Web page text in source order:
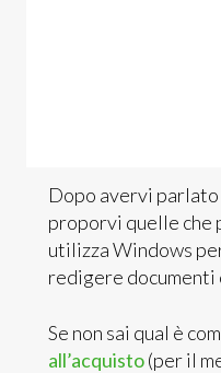
Dopo avervi parlato
proporvi quelle che
utilizza Windows
redigere documenti
Se non sai qual è
all’acquisto(per il